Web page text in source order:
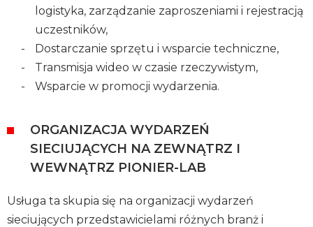
logistyka, zarządzanie zaproszeniami i rejestracją
uczestników,
Dostarczanie sprzętu i wsparcie techniczne,
Transmisja wideo w czasie rzeczywistym,
Wsparcie w promocji wydarzenia.
ORGANIZACJA WYDARZEŃ
SIECIUJĄCYCH NA ZEWNĄTRZ I
WEWNĄTRZ PIONIER-LAB
Usługa ta skupia się na organizacji wydarzeń
sieciujących przedstawicielami różnych branż i